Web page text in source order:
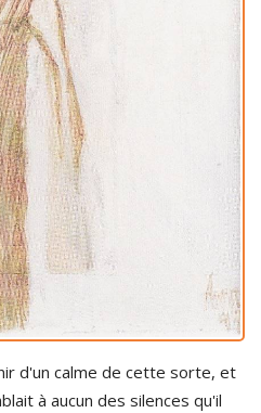
d'un calme de cette sorte, et
à aucun des silences qu'il